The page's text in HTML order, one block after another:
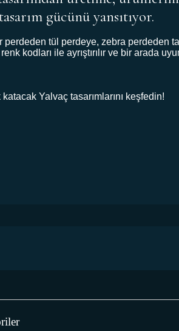
gücünü yansıtıyor.
tül perdeye, zebra perdeden
kodları ile ayrıştırılır ve bir arada
Yalvaç tasarımlarını keşfedin!